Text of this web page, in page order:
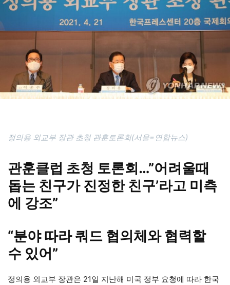
정의용 외교부 장관 초청 관훈토론회(서울=연합뉴스)
관훈클럽 초청 토론회…”어려울때
돕는 친구가 진정한 친구’라고 미측
에 강조”
“분야 따라 쿼드 협의체와 협력할
수 있어”
정의용 외교부 장관은 21일 지난해 미국 정부 요청에 따라 한국